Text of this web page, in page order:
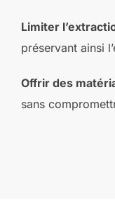
Limiter
préservant ainsi
Offrir des
sans